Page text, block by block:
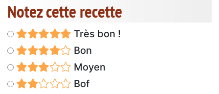
Notez cette recette
Très bon !
Bon
Moyen
Bof